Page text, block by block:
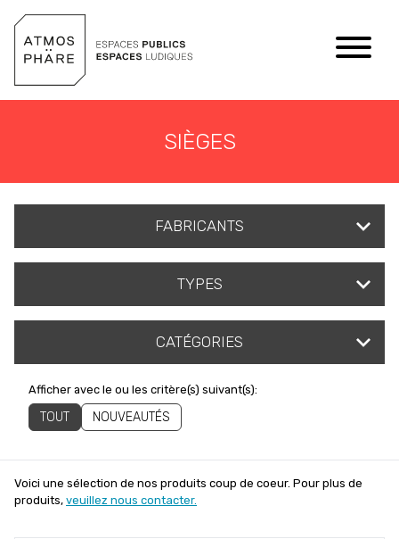
SIÈGES
FABRICANTS
TYPES
CATÉGORIES
Afficher avec le ou les critère(s) suivant(s):
TOUT NOUVEAUTÉS
Voici une sélection de nos produits coup de coeur. Pour plus de
produits, veuillez nous contacter.